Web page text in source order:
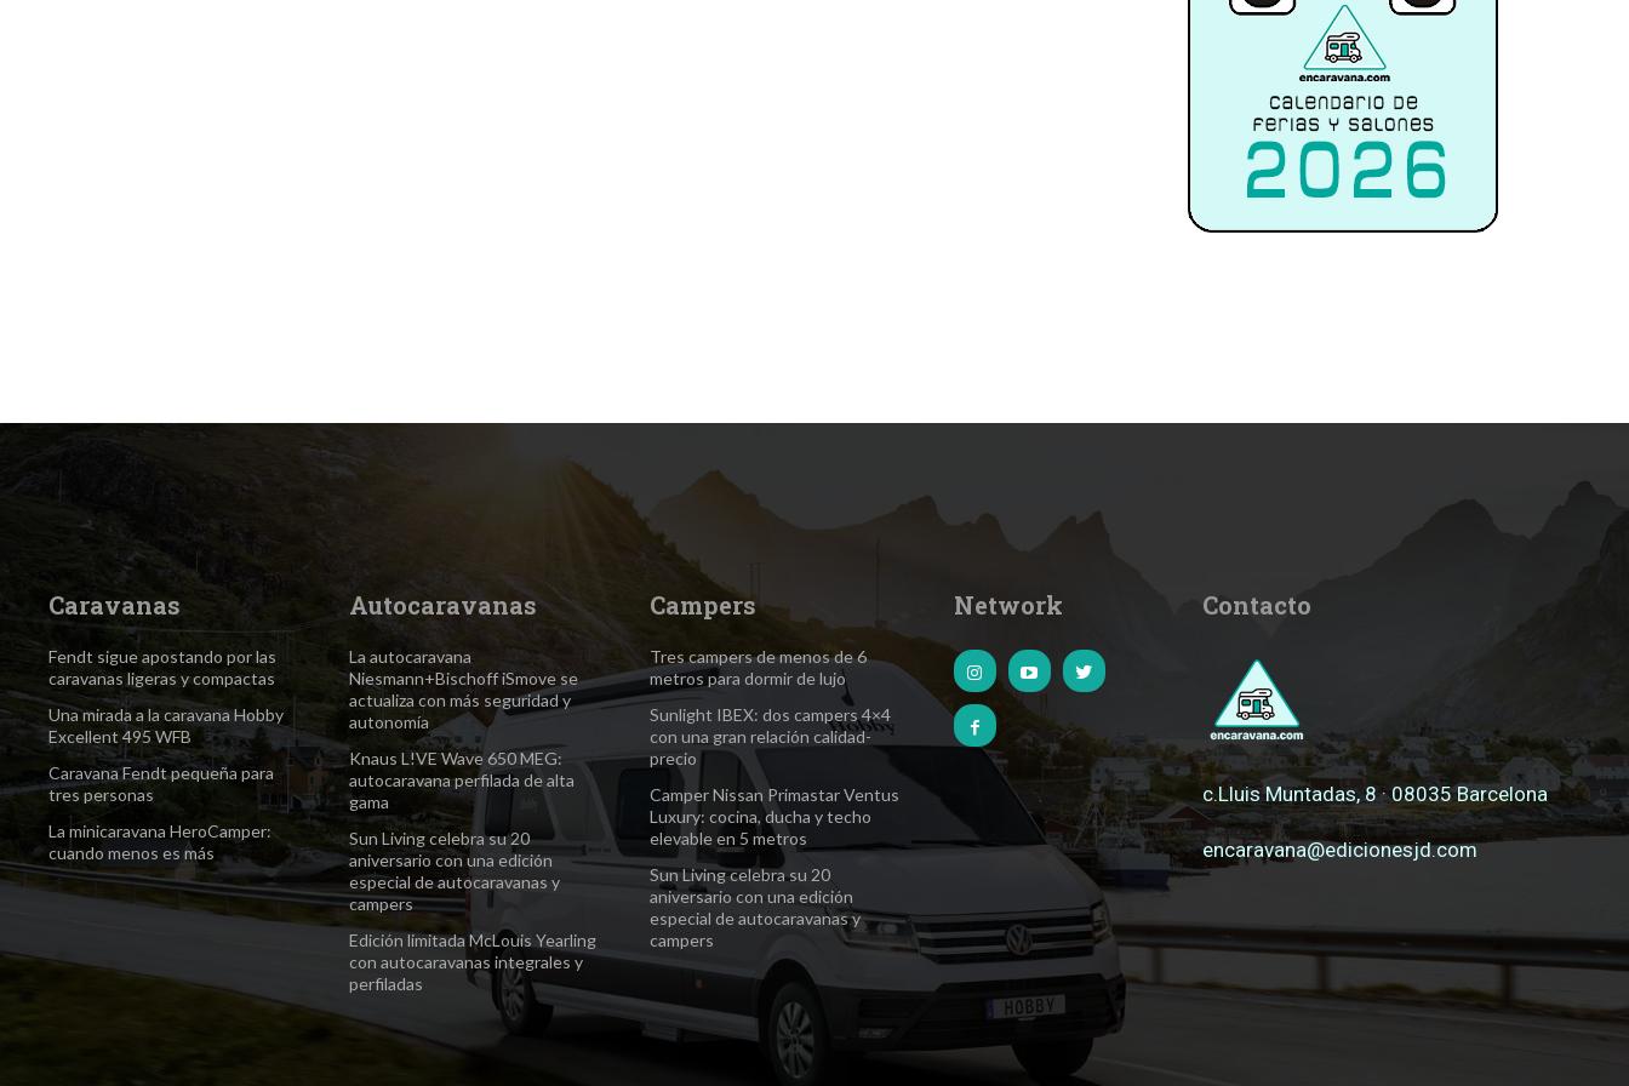
Caravanas
Fendt sigue apostando por las
caravanas ligeras y compactas
Una mirada a la caravana Hobby
Excellent 495 WFB
Caravana Fendt pequeña para
tres personas
La minicaravana HeroCamper:
cuando menos es más
Autocaravanas
La autocaravana
Niesmann+Bischoff iSmove se
actualiza con más seguridad y
autonomía
Knaus L!VE Wave 650 MEG:
autocaravana perfilada de alta
gama
Sun Living celebra su 20
aniversario con una edición
especial de autocaravanas y
campers
Edición limitada McLouis Yearling
con autocaravanas integrales y
perfiladas
Campers
Tres campers de menos de 6
metros para dormir de lujo
Sunlight IBEX: dos campers 4×4
con una gran relación calidad-
precio
Camper Nissan Primastar Ventus
Luxury: cocina, ducha y techo
elevable en 5 metros
Sun Living celebra su 20
aniversario con una edición
especial de autocaravanas y
campers
Network Contacto
c.Lluis Muntadas, 8 · 08035 Barcelona
encaravana@edicionesjd.com